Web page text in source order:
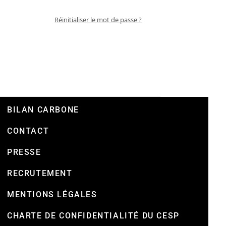
Réinitialiser le mot de passe ?
BILAN CARBONE
CONTACT
PRESSE
RECRUTEMENT
MENTIONS LÉGALES
CHARTE DE CONFIDENTIALITÉ DU CESP